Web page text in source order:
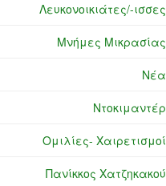
Λευκονοικιάτες/-ισσες
Μνήμες Μικρασίας
Νέα
Ντοκιμαντέρ
Ομιλίες- Χαιρετισμοί
Πανίκκος Χατζηκακού